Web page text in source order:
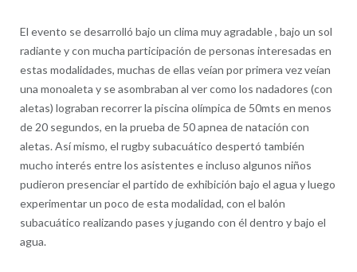
El evento se desarrolló bajo un clima muy agradable , bajo un sol
radiante y con mucha participación de personas interesadas en
estas modalidades, muchas de ellas veían por primera vez veían
una monoaleta y se asombraban al ver como los nadadores (con
aletas) lograban recorrer la piscina olímpica de 50mts en menos
de 20 segundos, en la prueba de 50 apnea de natación con
aletas. Así mismo, el rugby subacuático despertó también
mucho interés entre los asistentes e incluso algunos niños
pudieron presenciar el partido de exhibición bajo el agua y luego
experimentar un poco de esta modalidad, con el balón
subacuático realizando pases y jugando con él dentro y bajo el
agua.